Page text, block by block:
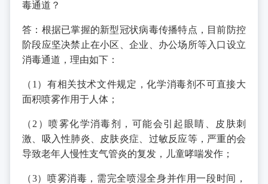
毒通道？
答：根据已掌握的新型冠状病毒传播特点，目前防控
阶段应坚决禁止在小区、企业、办公场所等入口设立
消毒通道，理由如下：
（1）有相关技术文件规定，化学消毒剂不可直接大
面积喷雾作用于人体；
（2）喷雾化学消毒剂，可能会引起眼睛、皮肤刺
激、吸入性肺炎、皮肤炎症、过敏反应等，严重的会
导致老年人慢性支气管炎的复发，儿童哮喘发作；
（3）喷雾消毒，需完全喷湿全身并作用一段时间，